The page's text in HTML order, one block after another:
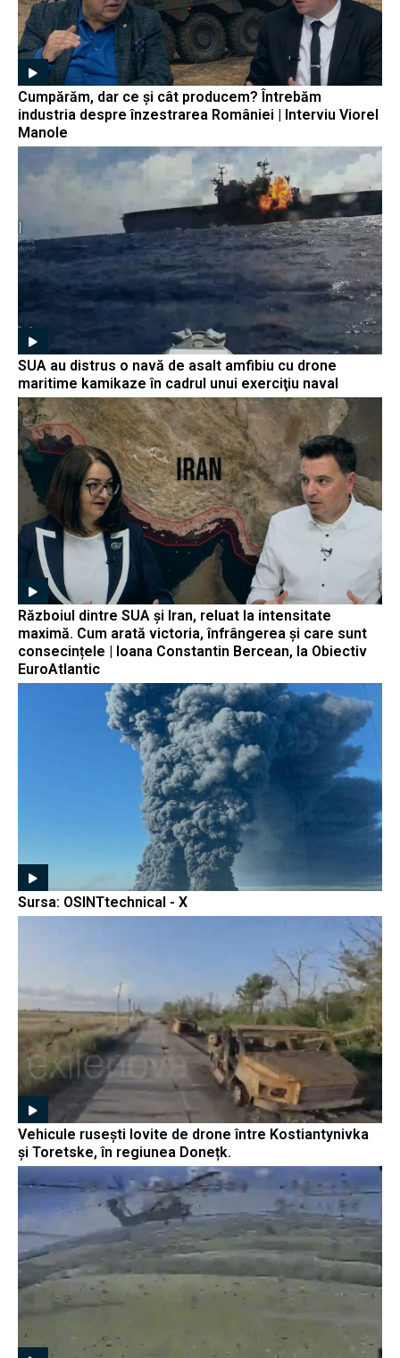
Cumpărăm, dar ce și cât producem? Întrebăm
industria despre înzestrarea României | Interviu Viorel
Manole
SUA au distrus o navă de asalt amfibiu cu drone
maritime kamikaze în cadrul unui exerciţiu naval
Războiul dintre SUA și Iran, reluat la intensitate
maximă. Cum arată victoria, înfrângerea și care sunt
consecințele | Ioana Constantin Bercean, la Obiectiv
EuroAtlantic
Sursa: OSINTtechnical - X
Vehicule rusești lovite de drone între Kostiantynivka
și Toretske, în regiunea Donețk.